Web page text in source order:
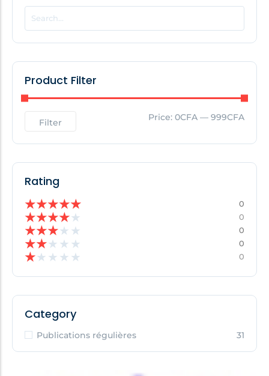
POPULAR THIS WEEK
No Posts Found!
No Posts Found!
Product Filter
Filter Price: 0CFA — 999CFA
Rating
★★★★★ 0
★★★★★ 0
★★★★ ★ 0
★★★ ★ ★ 0
★★ ★ ★ ★ 0
Category
Publications régulières 31